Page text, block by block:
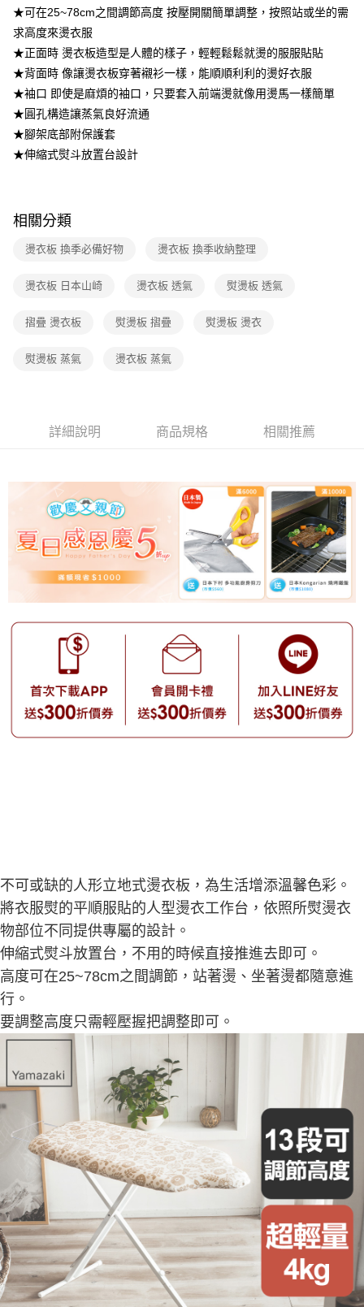
★可在25~78cm之間調節高度 按壓開關簡單調整，按照站或坐的需
求高度來燙衣服
★正面時 燙衣板造型是人體的樣子，輕輕鬆鬆就燙的服服貼貼
★背面時 像讓燙衣板穿著襯衫一樣，能順順利利的燙好衣服
★袖口 即使是麻煩的袖口，只要套入前端燙就像用燙馬一樣簡單
★圓孔構造讓蒸氣良好流通
★腳架底部附保護套
★伸縮式熨斗放置台設計
相關分類
燙衣板 換季必備好物 燙衣板 換季收納整理
燙衣板 日本山崎 燙衣板 透氣 熨燙板 透氣
摺疊 燙衣板 熨燙板 摺疊 熨燙板 燙衣
熨燙板 蒸氣 燙衣板 蒸氣
詳細說明 商品規格 相關推薦
不可或缺的人形立地式燙衣板，為生活增添溫馨色彩。
將衣服熨的平順服貼的人型燙衣工作台，依照所熨燙衣
物部位不同提供專屬的設計。
伸縮式熨斗放置台，不用的時候直接推進去即可。
高度可在25~78cm之間調節，站著燙、坐著燙都隨意進
行。
要調整高度只需輕壓握把調整即可。